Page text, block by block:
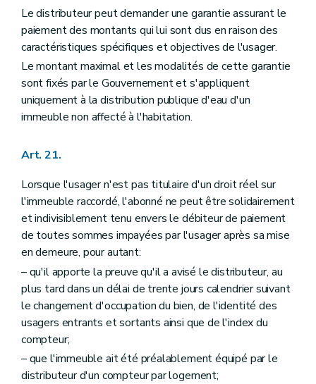
Le distributeur peut demander une garantie assurant le
paiement des montants qui lui sont dus en raison des
caractéristiques spécifiques et objectives de l'usager.
Le montant maximal et les modalités de cette garantie
sont fixés par le Gouvernement et s'appliquent
uniquement à la distribution publique d'eau d'un
immeuble non affecté à l'habitation.
Art. 21.
Lorsque l'usager n'est pas titulaire d'un droit réel sur
l'immeuble raccordé, l'abonné ne peut être solidairement
et indivisiblement tenu envers le débiteur de paiement
de toutes sommes impayées par l'usager après sa mise
en demeure, pour autant:
– qu'il apporte la preuve qu'il a avisé le distributeur, au
plus tard dans un délai de trente jours calendrier suivant
le changement d'occupation du bien, de l'identité des
usagers entrants et sortants ainsi que de l'index du
compteur;
– que l'immeuble ait été préalablement équipé par le
distributeur d'un compteur par logement;